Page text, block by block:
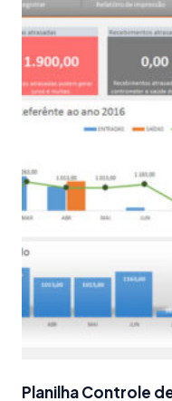
Planilha Controle